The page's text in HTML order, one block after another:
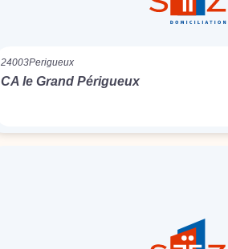
24003Perigueux
CA le Grand Périgueux